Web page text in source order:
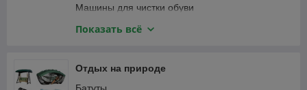
Машины для чистки обуви
Мебель и интерьер
Сантехника
Сейфы
Показать всё
Отдых на природе